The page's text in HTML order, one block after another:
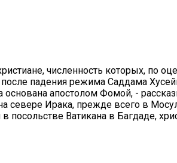
численность которых, по
после падения режима Саддама
апостолом Фомой, -
севере Ирака, прежде всего в
посольстве Ватикана в Багдаде,